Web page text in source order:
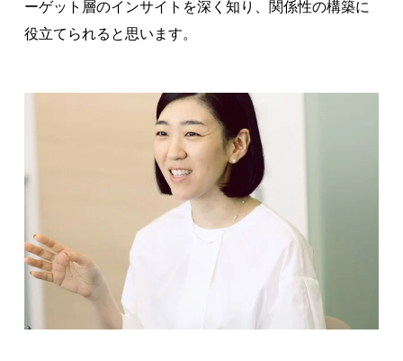
ーゲット層のインサイトを深く知り、関係性の構築に
役立てられると思います。